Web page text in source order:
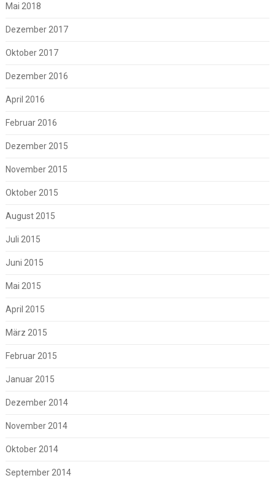
Mai 2018
Dezember 2017
Oktober 2017
Dezember 2016
April 2016
Februar 2016
Dezember 2015
November 2015
Oktober 2015
August 2015
Juli 2015
Juni 2015
Mai 2015
April 2015
März 2015
Februar 2015
Januar 2015
Dezember 2014
November 2014
Oktober 2014
September 2014